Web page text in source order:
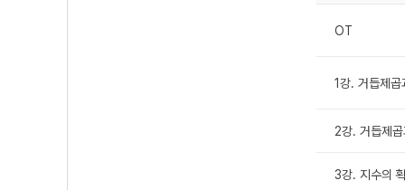
OT
1강. 거듭제곱
2강. 거듭제
3강. 지수의